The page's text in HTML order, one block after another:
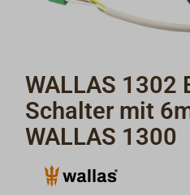
WALLAS 1302
Schalter mit
WALLAS 1300